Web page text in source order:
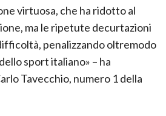
virtuosa, che ha ridotto al
ma le ripetute decurtazioni
penalizzando oltremodo
sport italiano» – ha
Tavecchio, numero 1 della